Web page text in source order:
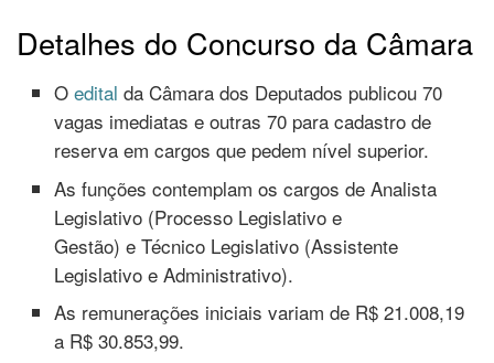
Detalhes do Concurso da Câmara
Oeditalda Câmara dos Deputados publicou 70
vagas imediatas e outras 70 para cadastro de
reserva em cargos que pedem nível superior.
As funções contemplam os cargos de Analista
Legislativo (Processo Legislativo e
Gestão) e Técnico Legislativo (Assistente
Legislativo e Administrativo).
As remunerações iniciais variam de R$ 21.008,19
a R$ 30.853,99.